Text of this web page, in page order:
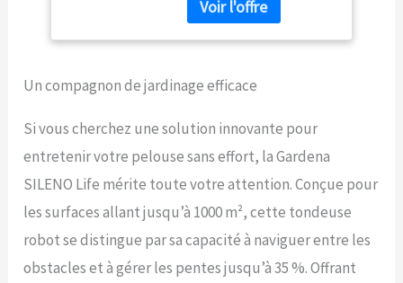
moyennes de jusqu'à 1000
m² Même dans les pentes
abruptes : même sur des
le SILENO life de Gardena
résultats de tonte
Système intelligent : le
SILENO life détecte de lui-
même les passages étroits
fiable et sans laisser de
traces Silencieux et
écologique :
fonctionnement silencieux,
Un compagnon de jardinage efficace
Si vous cherchez une solution innovante pour
entretenir votre pelouse sans effort, la Gardena
SILENO Life mérite toute votre attention. Conçue pour
les surfaces allant jusqu’à 1000 m², cette tondeuse
robot se distingue par sa capacité à naviguer entre les
obstacles et à gérer les pentes jusqu’à 35 %. Offrant